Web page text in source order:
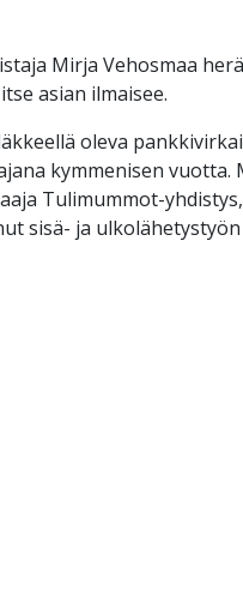
Mirja Vehosmaa
asian ilmaisee.
oleva
kymmenisen vuotta.
Tulimummot-
sisä- ja